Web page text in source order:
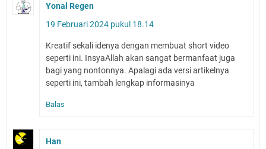
Yonal Regen
19 Februari 2024 pukul 18.14
Kreatif sekali idenya dengan membuat short video
seperti ini. InsyaAllah akan sangat bermanfaat juga
bagi yang nontonnya. Apalagi ada versi artikelnya
seperti ini, tambah lengkap informasinya
Balas
Han